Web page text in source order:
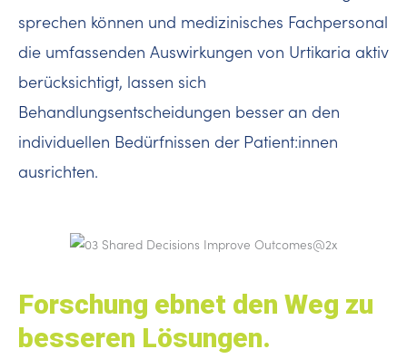
sprechen können und medizinisches Fachpersonal
die umfassenden Auswirkungen von Urtikaria aktiv
berücksichtigt, lassen sich
Behandlungsentscheidungen besser an den
individuellen Bedürfnissen der Patient:innen
ausrichten.
Forschung ebnet den Weg zu
besseren Lösungen.